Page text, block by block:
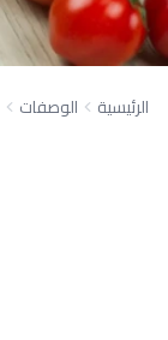
الرئيسية الوصفات